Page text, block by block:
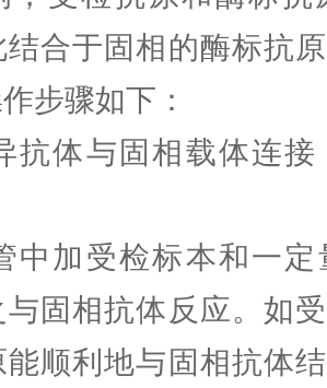
合于固相的酶标抗
步骤如下：
抗体与固相载体连
中加受检标本和一
固相抗体反应。如
顺利地与固相抗体